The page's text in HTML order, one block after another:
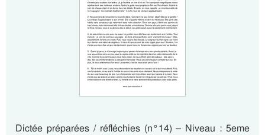
Dictée préparées / réfléchies (n°14) – Niveau : 5eme